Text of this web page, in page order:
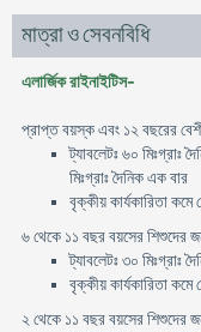
মাত্রা ও সেবনবিধি
এলার্জিক রাইনাইটিস-
প্রাপ্ত বয়স্ক এবং ১২ বছরের
ট্যাবলেটঃ ৬০ মিঃগ্রাঃ
মিঃগ্রাঃ দৈনিক এক বার
বৃক্কীয় কার্যকারিতা কমে
৬ থেকে ১১ বছর বয়সের শিশুদের
ট্যাবলেটঃ ৩০ মিঃগ্রাঃ
বৃক্কীয় কার্যকারিতা কমে
২ থেকে ১১ বছর বয়সের শিশুদের